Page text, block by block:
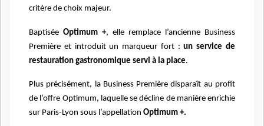
critère de choix majeur.
Baptisée Optimum +, elle remplace l’ancienne Business
Première et introduit un marqueur fort :un service de
restauration gastronomique servi à la place.
Plus précisément, la Business Première disparaît au profit
de l’offre Optimum, laquelle se décline de manière enrichie
sur Paris-Lyon sous l’appellation Optimum +.